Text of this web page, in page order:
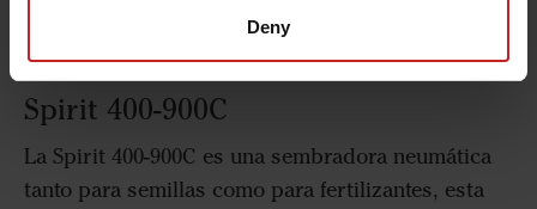
Deny
Spirit 400-900C
La Spirit 400-900C es una sembradora neumática
tanto para semillas como para fertilizantes, esta